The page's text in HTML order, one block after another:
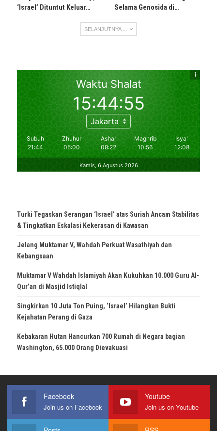
‘Israel’ Dituntut Keluar…
Selama Genosida di…
SELANJUTNYA ...
Turki Tegaskan Serangan ‘Israel’ atas Suriah Ancam Stabilitas
& Tingkatkan Eskalasi Kekerasan di Kawasan
Jelang Muktamar V, Wahdah Perkuat Wasathiyah dan
Kebangsaan
Muktamar V Wahdah Islamiyah Akan Kukuhkan 10.000 Guru Al-
Qur’an di Masjid Istiqlal
Singkirkan 10 Juta Ton Puing, ‘Israel’ Hilangkan Bukti
Kejahatan Perang di Gaza
Kebakaran Hutan Hancurkan 700 Rumah di Negara bagian
Washington, 65.000 Orang Dievakuasi
Facebook
Join us on Facebook
Youtube
Join us on Youtube